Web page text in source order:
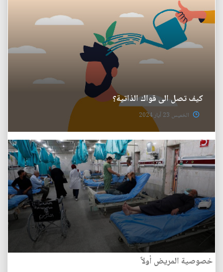
كيف تصل الى قواك الذاتية؟
الخميس 23 آيار 2024
خصوصية المريض أولاً